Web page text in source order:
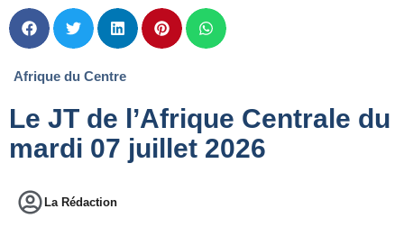
Afrique du Centre
Le JT de l’Afrique Centrale du
mardi 07 juillet 2026
La Rédaction